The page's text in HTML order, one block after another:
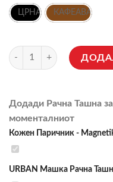
ЦРНА КАФЕАВА
Кожен Паричник - Magnetik
Додади Рачна Ташна
моменталниот
Кожен Паричник -
URBAN Машка Рачна